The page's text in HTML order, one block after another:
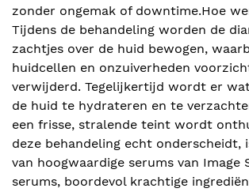
zonder ongemak of downtime.Hoe
Tijdens de behandeling worden de
zachtjes over de huid bewogen,
huidcellen en onzuiverheden
verwijderd. Tegelijkertijd wordt er
de huid te hydrateren en te
een frisse, stralende teint wordt
deze behandeling echt onderscheidt,
van hoogwaardige serums van Image
serums, boordevol krachtige